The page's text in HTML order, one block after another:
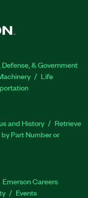
& Government
Life
and History
Retrieve
Part Number or
Emerson Careers
Events